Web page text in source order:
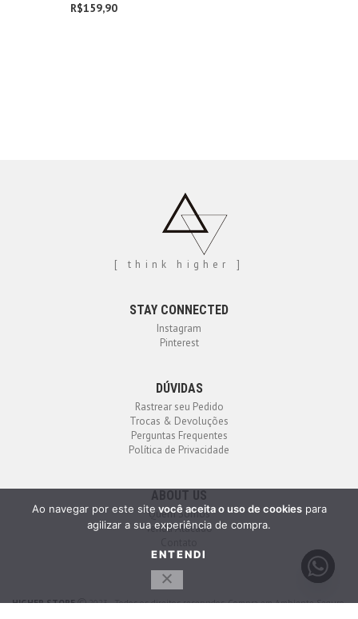
R$159,90
[ think higher ]
STAY CONNECTED
Instagram
Pinterest
DÚVIDAS
Rastrear seu Pedido
Trocas & Devoluções
Perguntas Frequentes
Política de Privacidade
ABOUT US
Quem Somos
Venda Atacado
HIGHER STORE 2023 - Todos os direitos reservados. Compra em Ambiente Seguro.
Ao navegar por este site você aceita o uso de cookiespara
agilizar a sua experiência de compra.
ENTENDI